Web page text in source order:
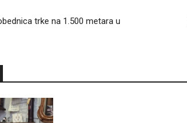
trke na 1.500 metara u